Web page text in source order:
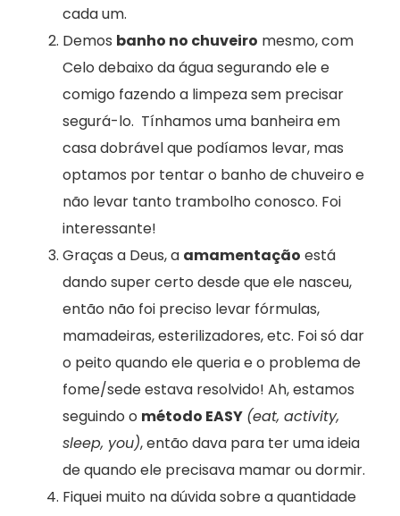
cada um.
Demos banho no chuveiro mesmo, com
Celo debaixo da água segurando ele e
comigo fazendo a limpeza sem precisar
segurá-lo. Tínhamos uma banheira em
casa dobrável que podíamos levar, mas
optamos por tentar o banho de chuveiro e
não levar tanto trambolho conosco. Foi
interessante!
Graças a Deus, a amamentação está
dando super certo desde que ele nasceu,
então não foi preciso levar fórmulas,
mamadeiras, esterilizadores, etc. Foi só dar
o peito quando ele queria e o problema de
fome/sede estava resolvido! Ah, estamos
seguindo o método EASY (eat, activity,
sleep, you), então dava para ter uma ideia
de quando ele precisava mamar ou dormir.
Fiquei muito na dúvida sobre a quantidade